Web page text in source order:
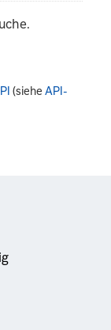
(sieheAPI-